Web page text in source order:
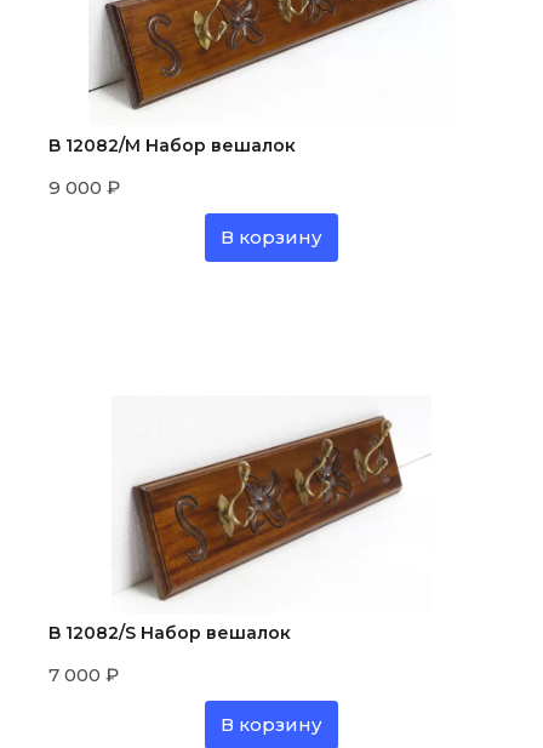
B 12082/M Набор вешалок
9 000 ₽
В корзину
B 12082/S Набор вешалок
7 000 ₽
В корзину